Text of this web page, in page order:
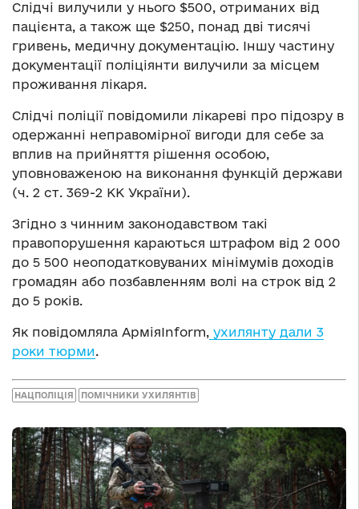
Слідчі вилучили у нього $500, отриманих від
пацієнта, а також ще $250, понад дві тисячі
гривень, медичну документацію. Іншу частину
документації поліціянти вилучили за місцем
проживання лікаря.
Слідчі поліції повідомили лікареві про підозру в
одержанні неправомірної вигоди для себе за
вплив на прийняття рішення особою,
уповноваженою на виконання функцій держави
(ч. 2 ст. 369-2 КК України).
Згідно з чинним законодавством такі
правопорушення караються штрафом від 2 000
до 5 500 неоподатковуваних мінімумів доходів
громадян або позбавленням волі на строк від 2
до 5 років.
Як повідомляла АрміяInform, ухилянту дали 3
роки тюрми.
НАЦПОЛІЦІЯ ПОМІЧНИКИ УХИЛЯНТІВ